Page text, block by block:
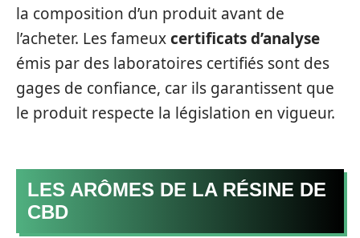
la composition d’un produit avant de
l’acheter. Les fameuxcertificats d’analyse
émis par des laboratoires certifiés sont des
gages de confiance, car ils garantissent que
le produit respecte la législation en vigueur.
LES ARÔMES DE LA RÉSINE DE
CBD